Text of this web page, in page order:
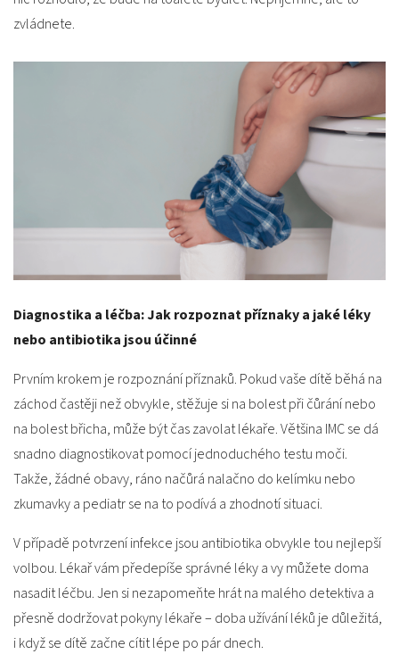
zvládnete.
Diagnostika a léčba: Jak rozpoznat příznaky a jaké léky
nebo antibiotika jsou účinné
Prvním krokem je rozpoznání příznaků. Pokud vaše dítě běhá na
záchod častěji než obvykle, stěžuje si na bolest při čůrání nebo
na bolest břicha, může být čas zavolat lékaře. Většina IMC se dá
snadno diagnostikovat pomocí jednoduchého testu moči.
Takže, žádné obavy, ráno načůrá nalačno do kelímku nebo
zkumavky a pediatr se na to podívá a zhodnotí situaci.
V případě potvrzení infekce jsou antibiotika obvykle tou nejlepší
volbou. Lékař vám předepíše správné léky a vy můžete doma
nasadit léčbu. Jen si nezapomeňte hrát na malého detektiva a
přesně dodržovat pokyny lékaře – doba užívání léků je důležitá,
i když se dítě začne cítit lépe po pár dnech.